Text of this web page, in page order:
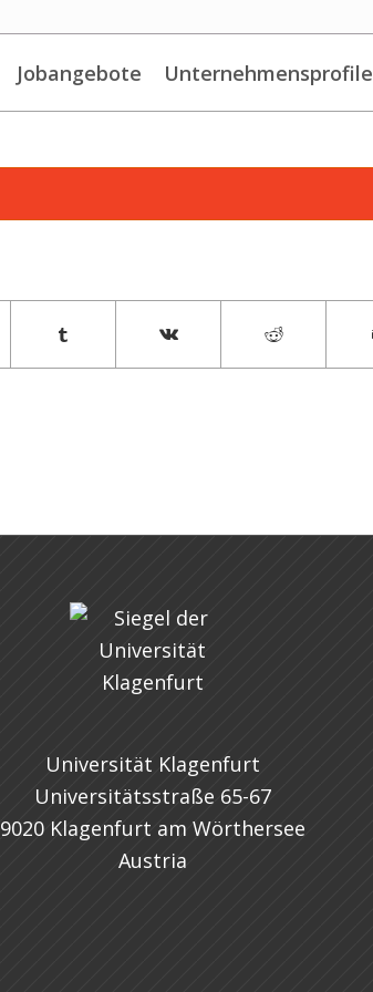
Jobangebote Unternehmensprofile
Universität Klagenfurt
Universitätsstraße 65-67
9020 Klagenfurt am Wörthersee
Austria